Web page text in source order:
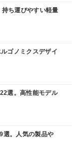
ち運びやすい軽量
ゴノミクスデザイ
選。高性能モデル
選。人気の製品や